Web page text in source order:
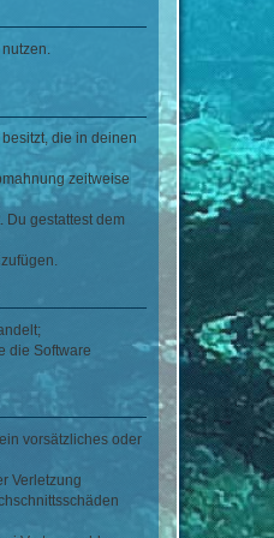
die in deinen
zeitweise
Du gestattest dem
die Software
vorsätzliches oder
Verletzung